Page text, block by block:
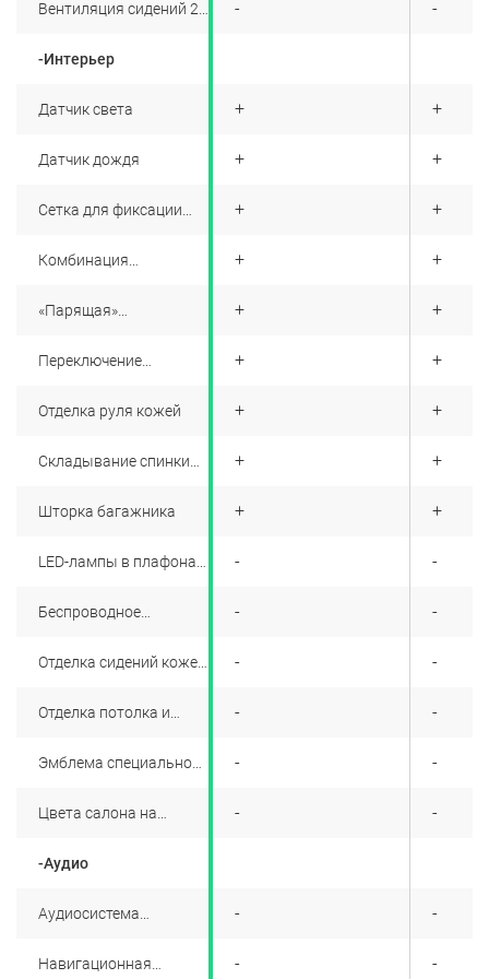
Вентиляция сидений 2-
-Интерьер
Датчик света
Датчик дождя
Сетка для фиксации
Комбинация
отделке интерьера
«Парящая»
с боксом
Переключение
Shift Button) +
Отделка руля кожей
Складывание спинки
багажника
Шторка багажника
LED-лампы в плафонах
Беспроводное
Отделка сидений кожей
Отделка потолка и
Эмблема специальной
Цвета салона на
черным или светло-
-Аудио
Аудиосистема
динамиков, включая
Навигационная
+
+
+
+
+
+
+
+
+
+
+
+
+
+
+
+
+
+
-
+
+
+
+
+
+
+
+
+
-
-
-
-
-
-
-
-
-
+
+
+
+
+
+
+
+
+
-
-
-
-
-
-
-
-